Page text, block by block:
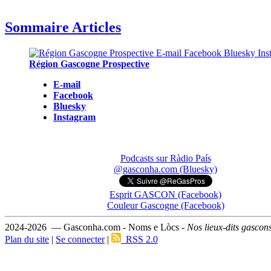
Sommaire Articles
Région Gascogne Prospective
E-mail
Facebook
Bluesky
Instagram
Podcasts sur Ràdio País
@gasconha.com (Bluesky)
Esprit GASCON (Facebook)
Couleur Gascogne (Facebook)
2024-2026 — Gasconha.com - Noms e Lòcs - Nos lieux-dits
Plan du site | Se connecter| RSS 2.0